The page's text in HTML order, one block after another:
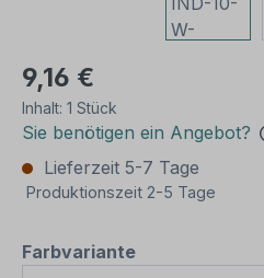
9,16 €
Inhalt: 1 Stück
Sie benötigen ein Angebot?
Lieferzeit 5-7 Tage
Produktionszeit 2-5 Tage
Farbvarianteauswählen